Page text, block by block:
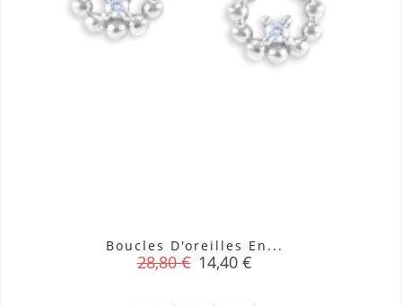
Boucles D'oreilles En...
Prix
28,80 € Prix
14,40 €